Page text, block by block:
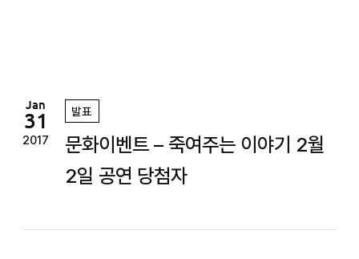
Jan
31
2017
발표
문화이벤트 – 죽여주는 이야기 2월
2일 공연 당첨자